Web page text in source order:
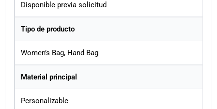
Disponible previa solicitud
Tipo de producto
Women’s Bag, Hand Bag
Material principal
Personalizable